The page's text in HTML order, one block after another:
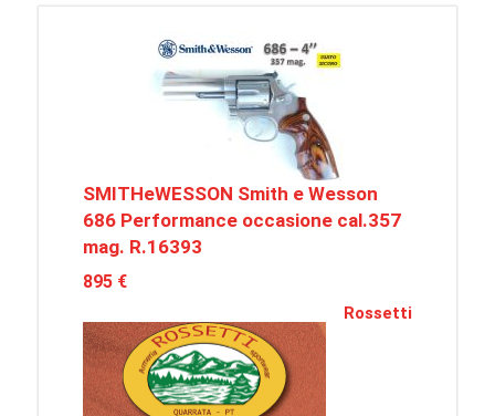
SMITHeWESSON Smith e Wesson
686 Performance occasione cal.357
mag. R.16393
895 €
Rossetti